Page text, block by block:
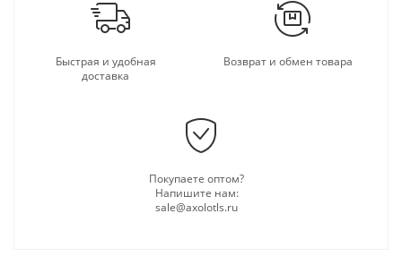
Быстрая и удобная
доставка
Возврат и обмен товара
Покупаете оптом?
Напишите нам:
sale@axolotls.ru